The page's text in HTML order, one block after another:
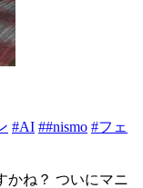
#AI ##nismo #フェ
かね？ ついにマニ